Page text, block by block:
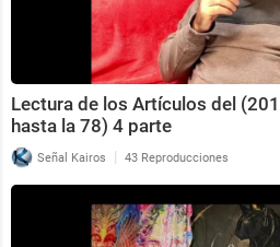
Lectura de los Artículos del
hasta la 78) 4 parte
Señal Kairos | 43 Reproducciones